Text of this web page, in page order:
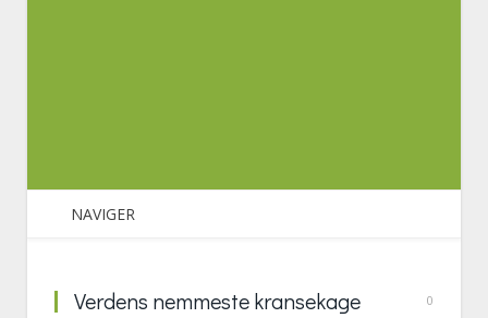
NAVIGER
Verdens nemmeste kransekage
0